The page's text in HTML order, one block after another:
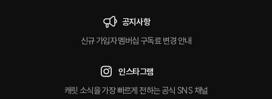
공지사항
신규 가입자 멤버십 구독료 변경 안내
인스타그램
캐릿 소식을 가장 빠르게 전하는 공식 SNS 채널